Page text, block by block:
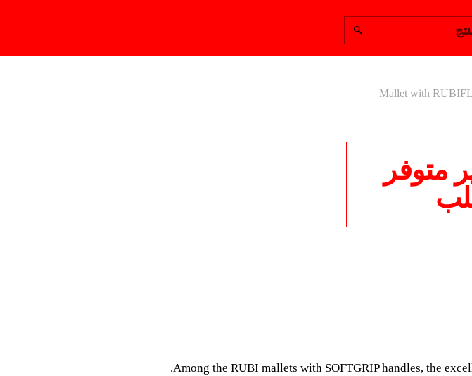
Mallet with
متوفر
A feature of the RUBI mallet and hammer range are the mallets with
Among the RUBI mallets with SOFTGRIP handles, the